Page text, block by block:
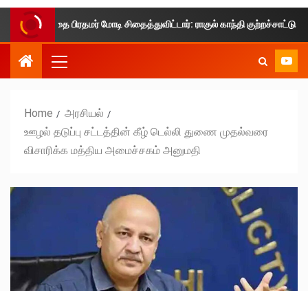
பிரதமர் மோடி சிதைத்துவிட்டார்: ராகுல் காந்தி குற்றச்சாட்டு
Home
அரசியல்
ஊழல் தடுப்பு சட்டத்தின் கீழ் டெல்லி துணை முதல்வரை
விசாரிக்க மத்திய அமைச்சகம் அனுமதி